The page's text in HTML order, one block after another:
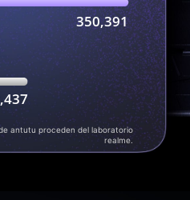
350,391
antutu proceden del laboratorio
realme.